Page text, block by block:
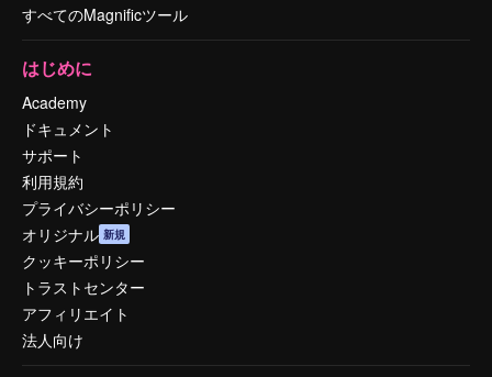
すべてのMagnificツール
はじめに
Academy
ドキュメント
サポート
利用規約
プライバシーポリシー
オリジナル 新規
クッキーポリシー
トラストセンター
アフィリエイト
法人向け